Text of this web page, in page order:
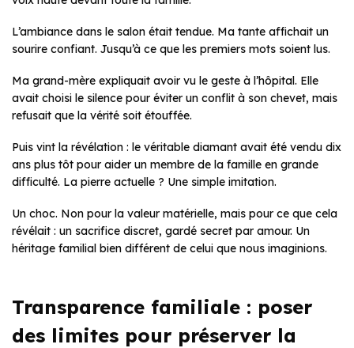
L’ambiance dans le salon était tendue. Ma tante affichait un
sourire confiant. Jusqu’à ce que les premiers mots soient lus.
Ma grand-mère expliquait avoir vu le geste à l’hôpital. Elle
avait choisi le silence pour éviter un conflit à son chevet, mais
refusait que la vérité soit étouffée.
Puis vint la révélation : le véritable diamant avait été vendu dix
ans plus tôt pour aider un membre de la famille en grande
difficulté. La pierre actuelle ? Une simple imitation.
Un choc. Non pour la valeur matérielle, mais pour ce que cela
révélait : un sacrifice discret, gardé secret par amour. Un
héritage familial bien différent de celui que nous imaginions.
Transparence familiale : poser
des limites pour préserver la